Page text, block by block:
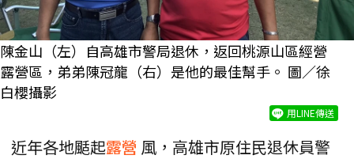
陳金山（左）自高雄市警局退休，返回桃源山區經營
露營區，弟弟陳冠龍（右）是他的最佳幫手。 圖／徐
白櫻攝影
用LINE傳送
近年各地颳起露營 風，高雄市原住民退休員警